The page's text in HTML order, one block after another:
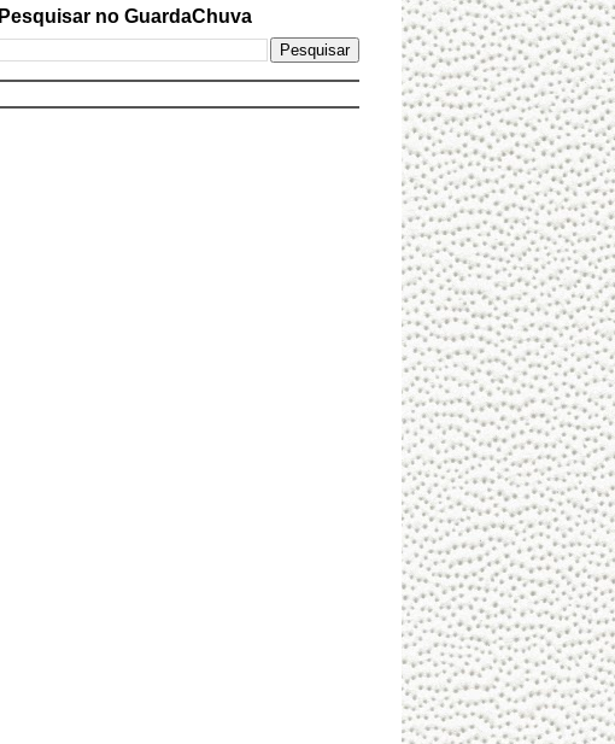
Pesquisar no GuardaChuva